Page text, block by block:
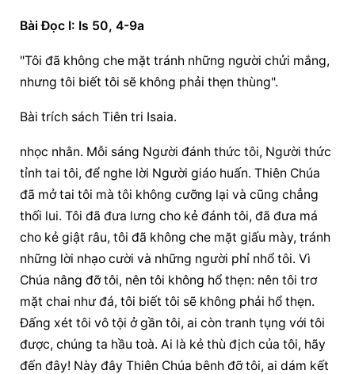
Bài Ðọc I: Is 50, 4-9a
"Tôi đã không che mặt tránh những người chửi mắng,
nhưng tôi biết tôi sẽ không phải thẹn thùng".
Bài trích sách Tiên tri Isaia.
nhọc nhằn. Mỗi sáng Người đánh thức tôi, Người thức
tỉnh tai tôi, để nghe lời Người giáo huấn. Thiên Chúa
đã mở tai tôi mà tôi không cưỡng lại và cũng chẳng
thối lui. Tôi đã đưa lưng cho kẻ đánh tôi, đã đưa má
cho kẻ giật râu, tôi đã không che mặt giấu mày, tránh
những lời nhạo cười và những người phỉ nhổ tôi. Vì
Chúa nâng đỡ tôi, nên tôi không hổ thẹn: nên tôi trơ
mặt chai như đá, tôi biết tôi sẽ không phải hổ thẹn.
Ðấng xét tôi vô tội ở gần tôi, ai còn tranh tụng với tôi
được, chúng ta hầu toà. Ai là kẻ thù địch của tôi, hãy
đến đây! Này đây Thiên Chúa bênh đỡ tôi, ai dám kết